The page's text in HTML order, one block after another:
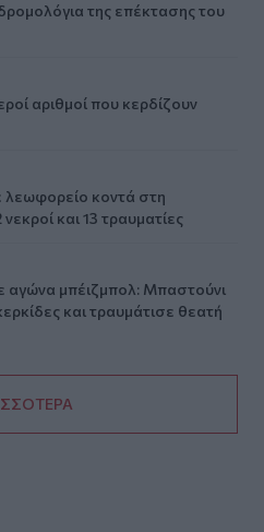
της επέκτασης του
αριθμοί που κερδίζουν
λεωφορείο κοντά στη
και 13 τραυματίες
αγώνα μπέιζμπολ: Μπαστούνι
και τραυμάτισε θεατή